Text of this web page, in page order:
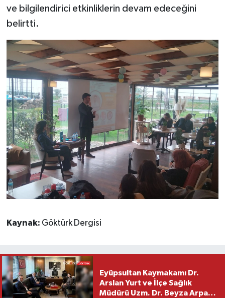
ve bilgilendirici etkinliklerin devam edeceğini
belirtti.
Kaynak: Göktürk Dergisi
Eyüpsultan Kaymakamı Dr.
Arslan Yurt ve İlçe Sağlık
Müdürü Uzm. Dr. Beyza Arpacı